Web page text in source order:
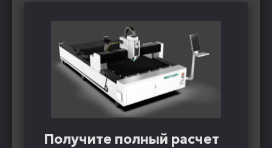
Получите полный расчет